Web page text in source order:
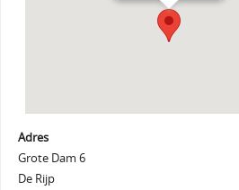
Adres
Grote Dam 6
De Rijp